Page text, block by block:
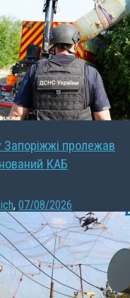
Запоріжжі пролежав
КАБ
, 07/08/2026